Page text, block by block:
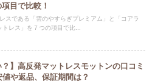
目で比較！
スである「雲のやすらぎプレミアム」と「コアラ
トレス」を７つの項目で比...
？】高反発マットレスモットンの口コミ
や返品、保証期間は？